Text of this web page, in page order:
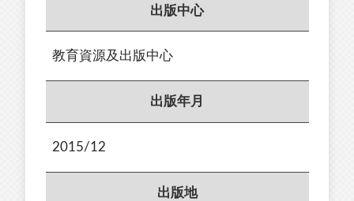
出版中心
教育資源及出版中心
出版年月
2015/12
出版地